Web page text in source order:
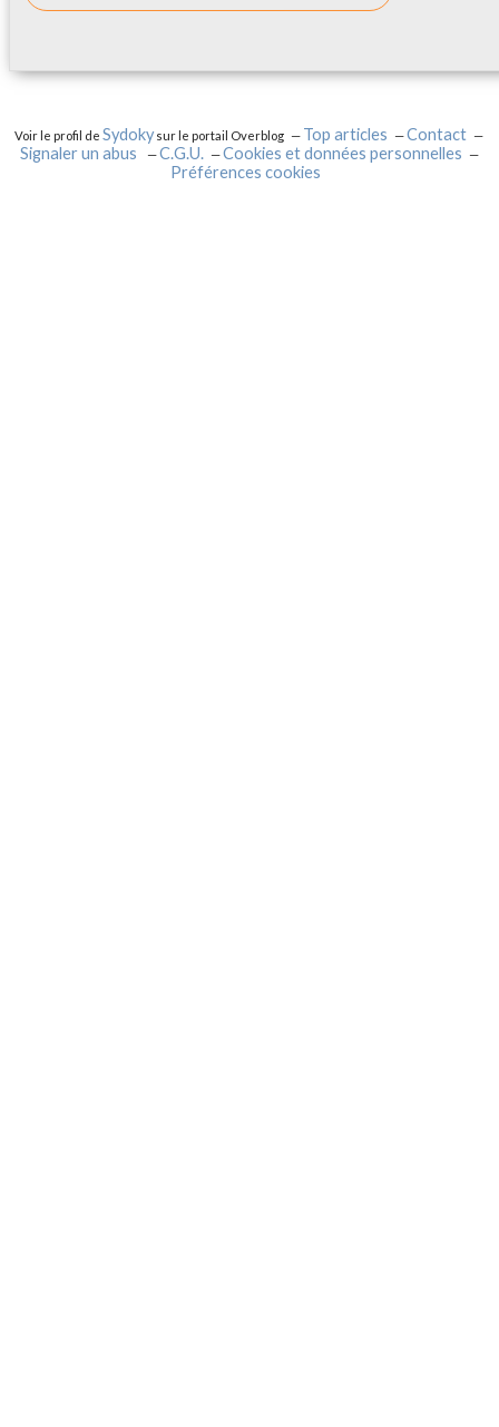
Voir le profil deSydokysur le portail Overblog Top articles
Contact
Signaler un abus
C.G.U.
Cookies et données personnelles
Préférences cookies